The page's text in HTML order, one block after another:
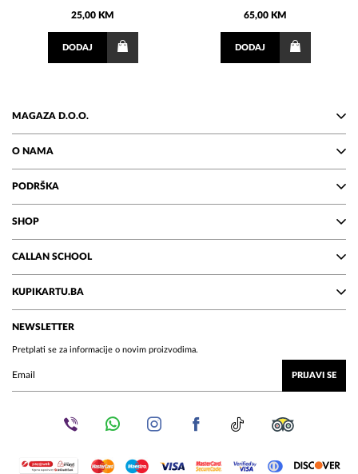
25,00 KM
DODAJ
65,00 KM
DODAJ
MAGAZA D.O.O.
O NAMA
PODRŠKA
SHOP
CALLAN SCHOOL
KUPIKARTU.BA
NEWSLETTER
Pretplati se za informacije o novim proizvodima.
PRIJAVI SE